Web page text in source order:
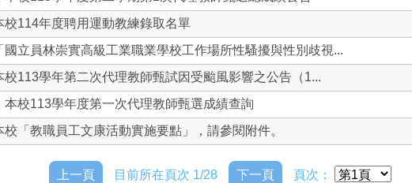
校114年度聘用運動教練錄取名單
國立員林崇實高級工業職業學校工作場所性騷擾與性別歧視...
校113學年第二次代理教師甄試因受颱風影響之公告（1...
本校113學年度第一次代理教師甄選成績查詢
校「教職員工文康活動實施要點」，請參閱附件。
上一頁 目前所在頁次 1/28 下一頁 頁次：